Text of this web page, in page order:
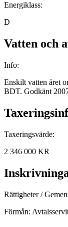
Energiklass:
D
Vatten och
Info:
Enskilt vatten året
BDT. Godkänt
Taxeringsvärde:
2 346 000 KR
Rättigheter /
Förmån: